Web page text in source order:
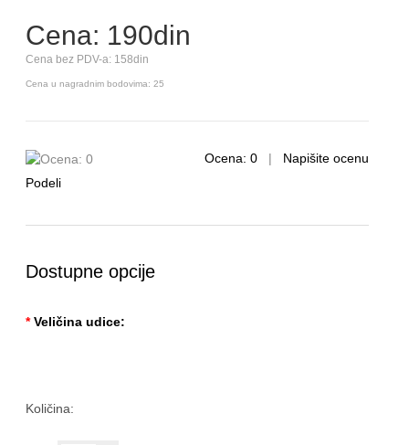
Cena: 190din
Cena bez PDV-a: 158din
Cena u nagradnim bodovima: 25
Ocena: 0 | Napišite ocenu
Podeli
Dostupne opcije
* Veličina udice:
Količina: